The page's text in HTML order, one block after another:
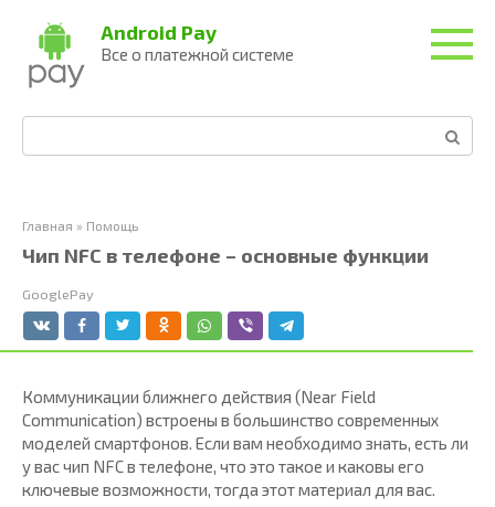
контенту
Android Pay
Все о платежной системе
Главная » Помощь
Чип NFC в телефоне – основные функции
GooglePay
Коммуникации ближнего действия (Near Field
Communication) встроены в большинство современных
моделей смартфонов. Если вам необходимо знать, есть ли
у вас чип NFC в телефоне, что это такое и каковы его
ключевые возможности, тогда этот материал для вас.